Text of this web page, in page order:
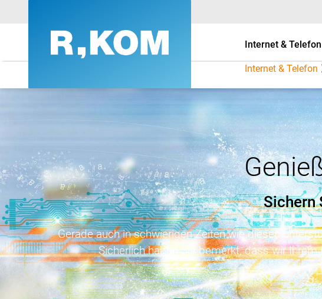
Internet & Telefon
Internet & Telefon
Upgrade Business - R-KOM
Sichern
Gerade auch in schwierigen Zeiten wie diesen
Sicherlich haben Sie bemerkt, dass wir